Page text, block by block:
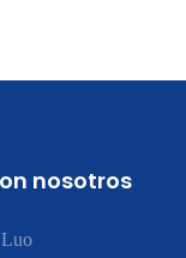
nosotros